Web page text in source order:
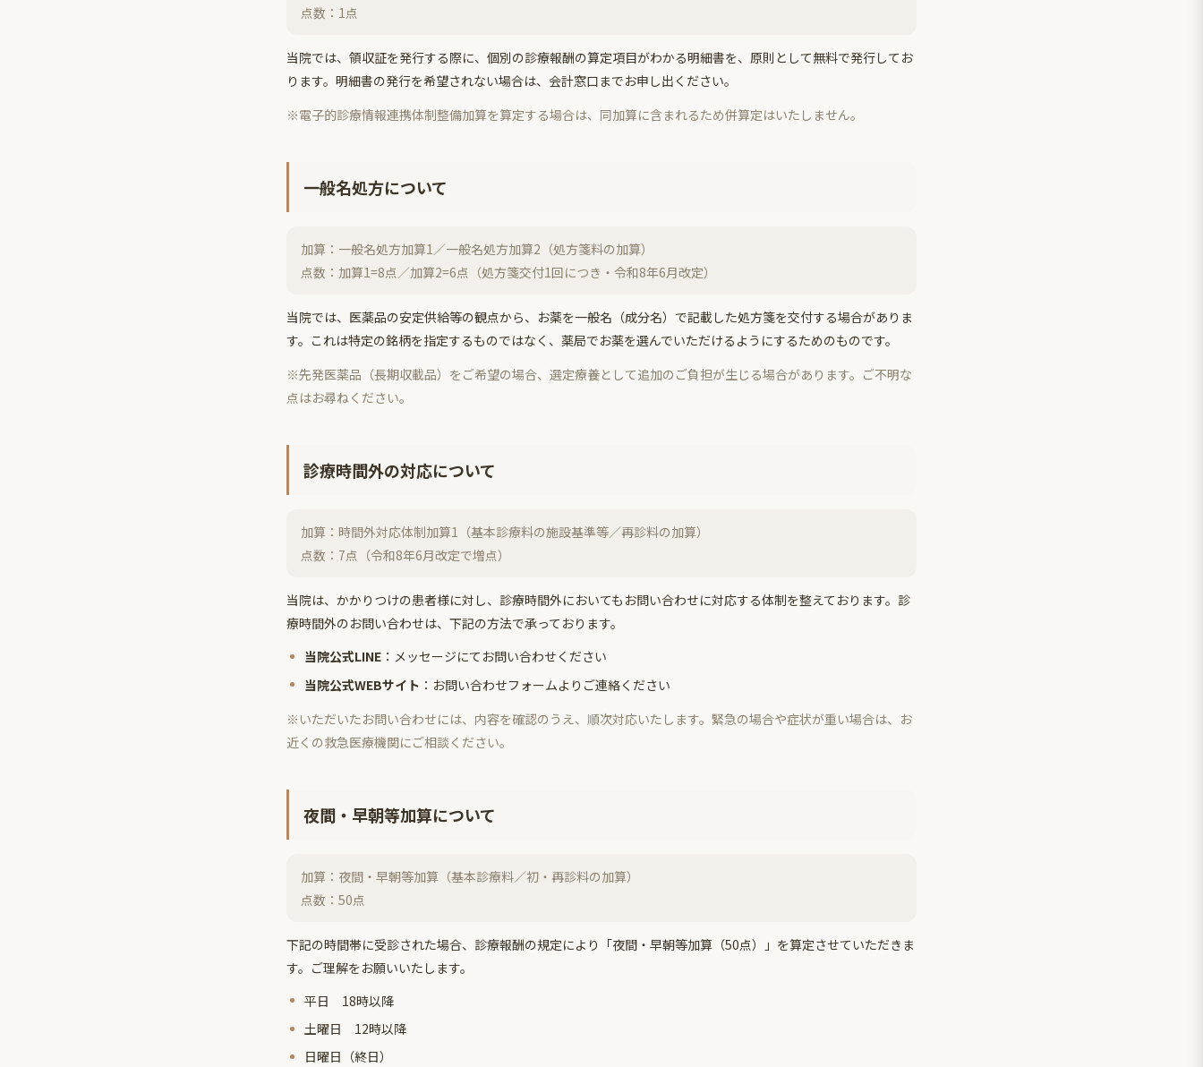
点数：1点
当院では、領収証を発行する際に、個別の診療報酬の算定項目がわかる明細書を、原則として無料で発行してお
ります。明細書の発行を希望されない場合は、会計窓口までお申し出ください。
※電子的診療情報連携体制整備加算を算定する場合は、同加算に含まれるため併算定はいたしません。
一般名処方について
加算：一般名処方加算1／一般名処方加算2（処方箋料の加算）
点数：加算1=8点／加算2=6点（処方箋交付1回につき・令和8年6月改定）
当院では、医薬品の安定供給等の観点から、お薬を一般名（成分名）で記載した処方箋を交付する場合がありま
す。これは特定の銘柄を指定するものではなく、薬局でお薬を選んでいただけるようにするためのものです。
※先発医薬品（長期収載品）をご希望の場合、選定療養として追加のご負担が生じる場合があります。ご不明な
点はお尋ねください。
診療時間外の対応について
加算：時間外対応体制加算1（基本診療料の施設基準等／再診料の加算）
点数：7点（令和8年6月改定で増点）
当院は、かかりつけの患者様に対し、診療時間外においてもお問い合わせに対応する体制を整えております。診
療時間外のお問い合わせは、下記の方法で承っております。
当院公式LINE ：メッセージにてお問い合わせください
当院公式WEBサイト ：お問い合わせフォームよりご連絡ください
※いただいたお問い合わせには、内容を確認のうえ、順次対応いたします。緊急の場合や症状が重い場合は、お
近くの救急医療機関にご相談ください。
夜間・早朝等加算について
加算：夜間・早朝等加算（基本診療料／初・再診料の加算）
点数：50点
下記の時間帯に受診された場合、診療報酬の規定により「夜間・早朝等加算（50点）」を算定させていただきま
す。ご理解をお願いいたします。
平日 18時以降
土曜日 12時以降
日曜日（終日）